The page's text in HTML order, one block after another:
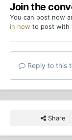
Join the
You can post now
in now to post with
Reply to this
Share